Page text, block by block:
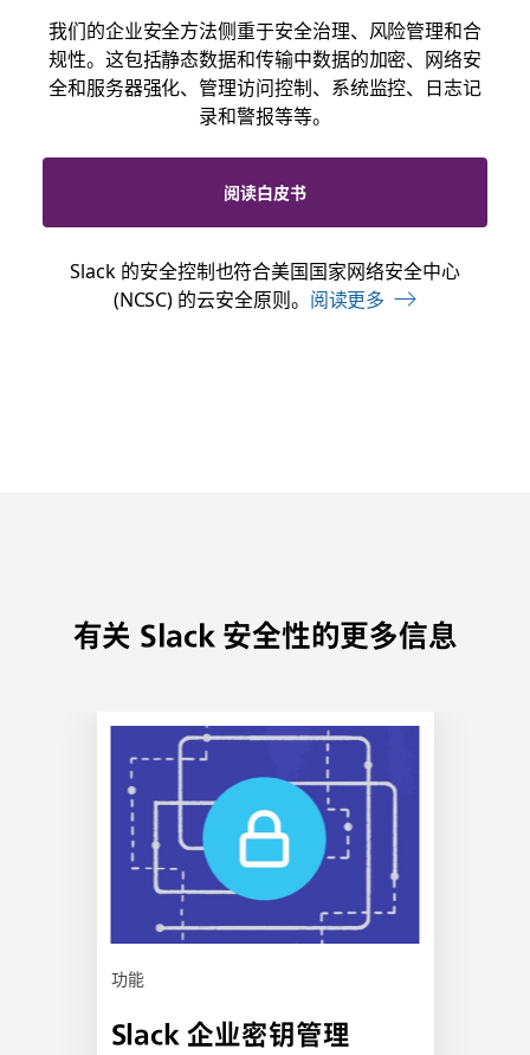
我们的企业安全方法侧重于安全治理、风险管理和合
规性。这包括静态数据和传输中数据的加密、网络安
全和服务器强化、管理访问控制、系统监控、日志记
录和警报等等。
阅读白皮书
Slack 的安全控制也符合美国国家网络安全中心
(NCSC) 的云安全原则。 阅读更多
有关 Slack 安全性的更多信息
链
项
卡
打
功能
Slack 企业密钥管理